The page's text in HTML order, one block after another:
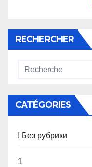
RECHERCHER
CATÉGORIES
! Без рубрики
1